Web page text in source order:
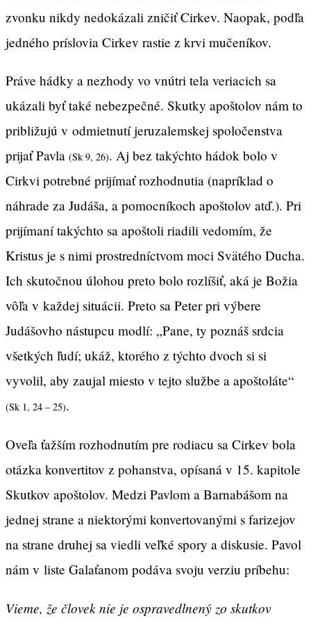
zvonku nikdy nedokázali zničiť Cirkev. Naopak, podľa
jedného príslovia Cirkev rastie z krvi mučeníkov.
Práve hádky a nezhody vo vnútri tela veriacich sa
ukázali byť také nebezpečné. Skutky apoštolov nám to
približujú v odmietnutí jeruzalemskej spoločenstva
prijať Pavla (Sk 9, 26). Aj bez takýchto hádok bolo v
Cirkvi potrebné prijímať rozhodnutia (napríklad o
náhrade za Judáša, a pomocníkoch apoštolov atď.). Pri
prijímaní takýchto sa apoštoli riadili vedomím, že
Kristus je s nimi prostredníctvom moci Svätého Ducha.
Ich skutočnou úlohou preto bolo rozlíšiť, aká je Božia
vôľa v každej situácii. Preto sa Peter pri výbere
Judášovho nástupcu modlí: „Pane, ty poznáš srdcia
všetkých ľudí; ukáž, ktorého z týchto dvoch si si
vyvolil, aby zaujal miesto v tejto službe a apoštoláte“
(Sk 1, 24 – 25).
Oveľa ťažším rozhodnutím pre rodiacu sa Cirkev bola
otázka konvertitov z pohanstva, opísaná v 15. kapitole
Skutkov apoštolov. Medzi Pavlom a Barnabášom na
jednej strane a niektorými konvertovanými s farizejov
na strane druhej sa viedli veľké spory a diskusie. Pavol
nám v liste Galaťanom podáva svoju verziu príbehu:
Vieme, že človek nie je ospravedlnený zo skutkov